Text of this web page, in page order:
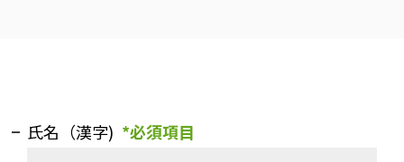
氏名（漢字) *必須項目